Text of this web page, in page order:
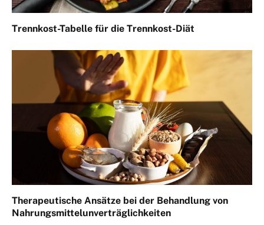
Trennkost-Tabelle für die Trennkost-Diät
Therapeutische Ansätze bei der Behandlung von
Nahrungsmittelunverträglichkeiten